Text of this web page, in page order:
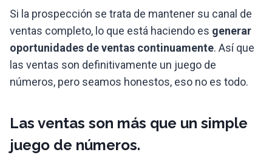
Si la prospección se trata de mantener su canal de
ventas completo, lo que está haciendo es generar
oportunidades de ventas continuamente. Así que
las ventas son definitivamente un juego de
números, pero seamos honestos, eso no es todo.
Las ventas son más que un simple
juego de números.